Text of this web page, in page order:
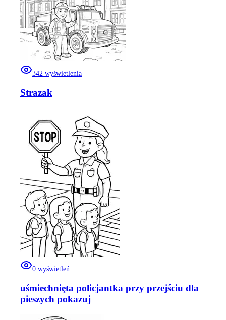
342 wyświetlenia
Strazak
0 wyświetleń
uśmiechnięta policjantka przy przejściu dla
pieszych pokazuj